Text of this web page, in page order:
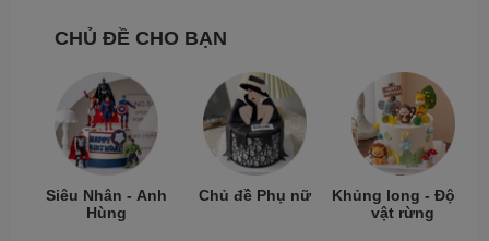
CHỦ ĐỀ CHO BẠN
Siêu Nhân - Anh
Hùng
Chủ đề Phụ nữ
Khủng long - Động
vật rừng